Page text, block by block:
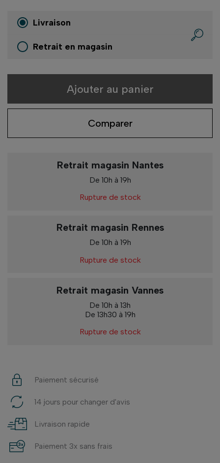
Livraison
Retrait en magasin
Ajouter au panier
Comparer
Retrait magasin Nantes
De 10h à 19h
Rupture de stock
Retrait magasin Rennes
De 10h à 19h
Rupture de stock
Retrait magasin Vannes
De 10h à 13h
De 13h30 à 19h
Rupture de stock
Paiement sécurisé
14 jours pour changer d'avis
Livraison rapide
Paiement 3x sans frais